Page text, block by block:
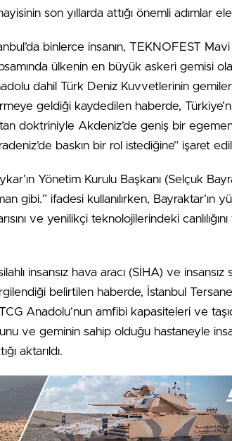
son yıllarda attığı önemli adımlar ele
binlerce insanın, TEKNOFEST
ülkenin en büyük askeri gemisi
dahil Türk Deniz Kuvvetlerinin
geldiği kaydedilen haberde,
doktriniyle Akdeniz’de geniş bir
baskın bir rol istediğine” işaret
Yönetim Kurulu Başkanı (Selçuk
gibi.” ifadesi kullanılırken, Bayraktar’ın
ve yenilikçi teknolojilerindeki canlılığını
insansız hava aracı (SİHA) ve insansız
belirtilen haberde, İstanbul
Anadolu’nun amfibi kapasiteleri ve
ve geminin sahip olduğu hastaneyle
aktarıldı.